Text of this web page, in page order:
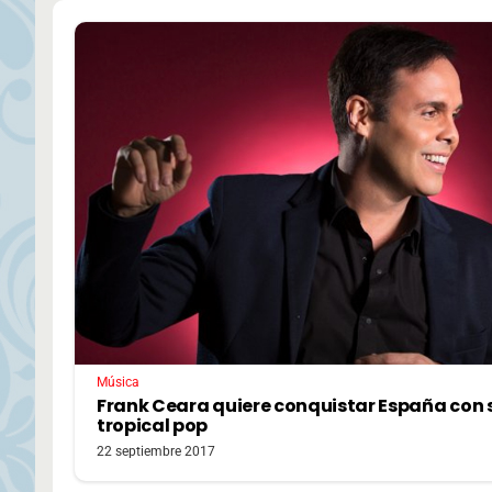
Música
Frank Ceara quiere conquistar España con
tropical pop
22 septiembre 2017